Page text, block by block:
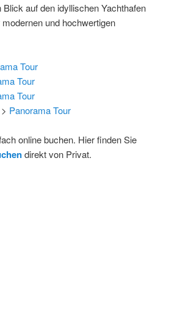
auf den idyllischen Yachthafen
und hochwertigen
Tour
Tour
Tour
Panorama Tour
online buchen. Hier finden Sie
direkt von Privat.